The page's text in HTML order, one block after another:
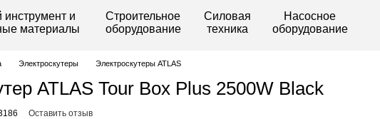
инструмент и
материалы
Строительное
оборудование
Силовая
техника
Насосное
оборудование
Электроскутеры Электроскутеры ATLAS
ATLAS Tour Box Plus 2500W Black
Оставить отзыв